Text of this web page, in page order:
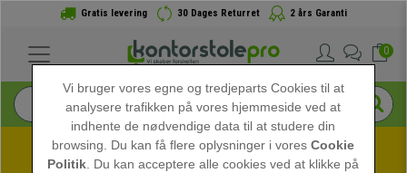
Gratis levering 30 Dages Returret 2 års Garanti
0
Vi bruger vores egne og tredjeparts Cookies til at
analysere trafikken på vores hjemmeside ved at
indhente de nødvendige data til at studere din
browsing. Du kan få flere oplysninger i voresCookie
Politik . Du kan acceptere alle cookies ved at klikke på